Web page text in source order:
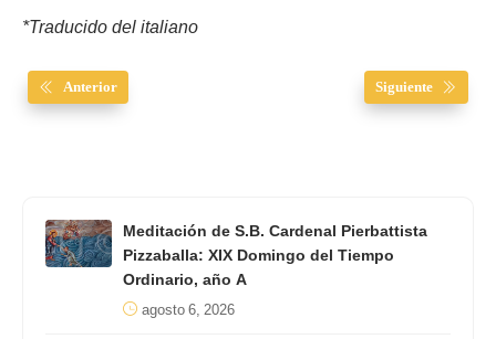
*Traducido del italiano
Anterior Siguiente
Meditación de S.B. Cardenal Pierbattista
Pizzaballa: XIX Domingo del Tiempo
Ordinario, año A
agosto 6, 2026